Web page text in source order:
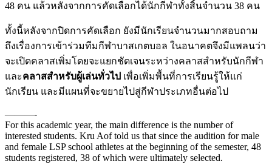
48 คน แล้วหลังจากการคัดเลือกได้นักกีฬาทั้งสิ้นจำนวน 38 คน
ทั้งนี้หลังจากปิดการคัดเลือก ยังมีนักเรียนจำนวนมากสอบถาม
ถึงเรื่องการเข้าร่วมทีมกีฬาบาสเกตบอล ในอนาคตจึงมีแพลนว่า
จะเปิดคลาสเพิ่มโดยจะแยกชัดเจนระหว่างคลาสสำหรับนักกีฬา
และคลาสสำหรับผู้เล่นทั่วไป เพื่อเพิ่มพื้นที่การเรียนรู้ให้แก่
นักเรียน และมีแผนที่จะขยายไปสู่กีฬาประเภทอื่นต่อไป
———-
For this academic year, the main difference is the number of
interested students. Kru Aof told us that since the audition for male
and female LSP school athletes at the beginning of the semester, 48
students registered, 38 of which were ultimately selected.